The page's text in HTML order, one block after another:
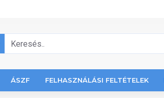
ÁSZF FELHASZNÁLÁSI FELTÉTELEK